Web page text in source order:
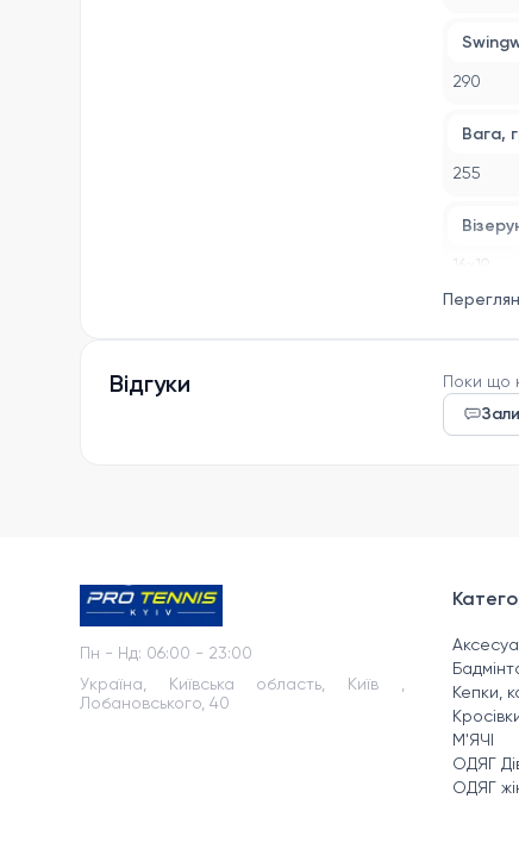
290
Вага,
255
16x19
Відгуки Поки що
Пн - Нд: 06:00 - 23:00
Україна, Київська область, Київ ,
Лобановського, 40
Кепки,
М'ЯЧІ
ОДЯГ
ОДЯГ